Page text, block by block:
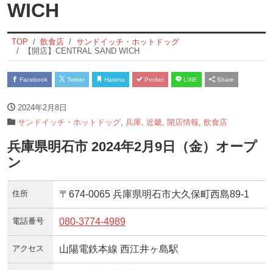
WICH
TOP 飲食店
サンドイッチ・ホットドッグ
【開店】CENTRAL SAND WICH
Facebook Twitter Hatena Pocket LINE Share
2024年2月8日
サンドイッチ・ホットドッグ 兵庫 近畿 開店情報 飲食店
兵庫県明石市 2024年2月9日（金）オープ
ン
住所 〒674-0065 兵庫県明石市大久保町西島89-1
電話番号 080-3774-4989
アクセス 山陽電鉄本線 西江井ヶ島駅